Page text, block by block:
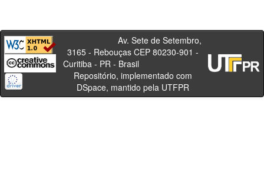
Av. Sete de Setembro,
3165 - Rebouças CEP 80230-901 -
Curitiba - PR - Brasil
Repositório, implementado com
DSpace, mantido pela UTFPR